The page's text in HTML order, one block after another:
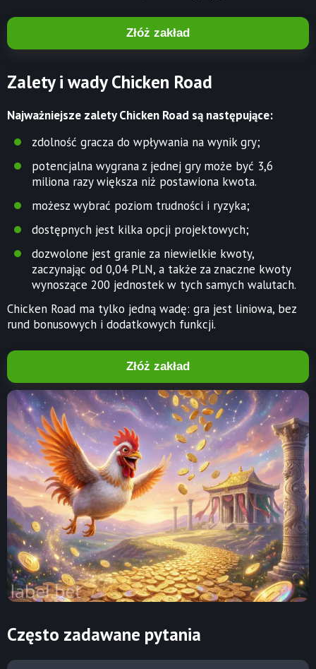
Złóż zakład
Zalety i wady Chicken Road
Najważniejsze zalety Chicken Road są następujące:
zdolność gracza do wpływania na wynik gry;
potencjalna wygrana z jednej gry może być 3,6
miliona razy większa niż postawiona kwota.
możesz wybrać poziom trudności i ryzyka;
dostępnych jest kilka opcji projektowych;
dozwolone jest granie za niewielkie kwoty,
zaczynając od 0,04 PLN, a także za znaczne kwoty
wynoszące 200 jednostek w tych samych walutach.
Chicken Road ma tylko jedną wadę: gra jest liniowa, bez
rund bonusowych i dodatkowych funkcji.
Złóż zakład
Często zadawane pytania